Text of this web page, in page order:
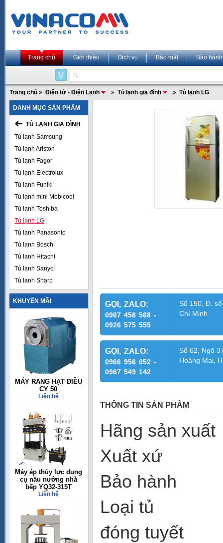
Trang chủ Giới thiệu Dịch vụ Bảo mật Bảo hành
Trang chủ » Điện tử - Điện Lạnh » Tủ lạnh gia đình » Tủ lạnh LG
DANH MỤC SẢN PHẨM
TỦ LẠNH GIA ĐÌNH
Tủ lạnh Samsung
Tủ lạnh Ariston
Tủ lạnh Fagor
Tủ lạnh Electrolux
Tủ lạnh Funiki
Tủ lạnh mini Mobicool
Tủ lạnh Toshiba
Tủ lạnh LG
Tủ lạnh Panasonic
Tủ lạnh Bosch
Tủ lạnh Hitachi
Tủ lạnh Sanyo
Tủ lạnh Sharp
KHUYẾN MÃI
MÁY RANG HẠT ĐIỀU
CY 50
Liên hệ
Máy ép thủy lực dụng
cụ nấu nướng nhà
bếp YQ32-315T
Liên hệ
GỌI, ZALO:
0967 458 568 -
0926 575 555
Số 150, Đ.
Chí Minh
GỌI, ZALO:
0966 956 052 -
0967 549 142
Số 62, Ngõ
Hoàng Mai,
THÔNG TIN SẢN PHẨM
Hãng
Xuất
Bảo
Loại
đóng tuyết